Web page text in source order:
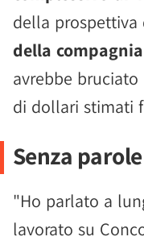
della prospettiva
della compagnia
avrebbe
di dollari stimati
Senza parole
"Ho parlato a
lavorato su